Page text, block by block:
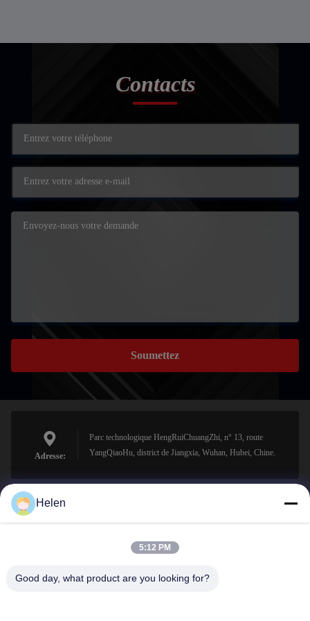
Contacts
Soumettez
Adresse:
Parc technologique HengRuiChuangZhi, n° 13, route
YangQiaoHu, district de Jiangxia, Wuhan, Hubei, Chine.
sales@perfectlaser.net
Helen
5:12 PM
Good day, what product are you looking for?